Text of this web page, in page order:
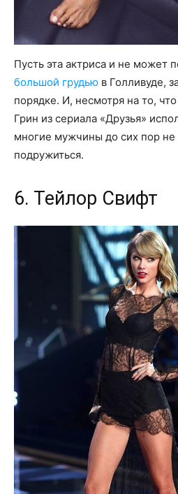
Пусть эта актриса и не может
большой грудью в Голливуде,
порядке. И, несмотря на то,
Грин из сериала «Друзья»
многие мужчины до сих пор не
подружиться.
6. Тейлор Свифт